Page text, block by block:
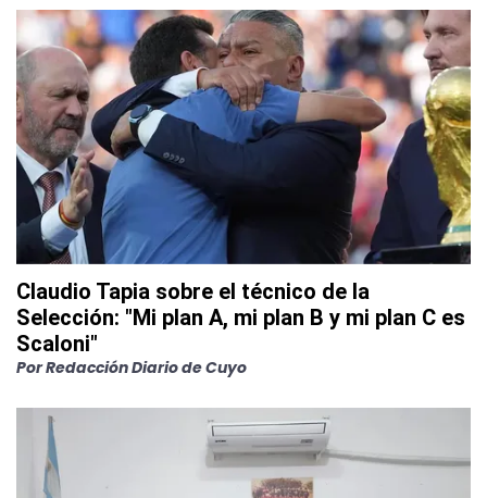
Claudio Tapia sobre el técnico de la
Selección: "Mi plan A, mi plan B y mi plan C es
Scaloni"
PorRedacción Diario de Cuyo